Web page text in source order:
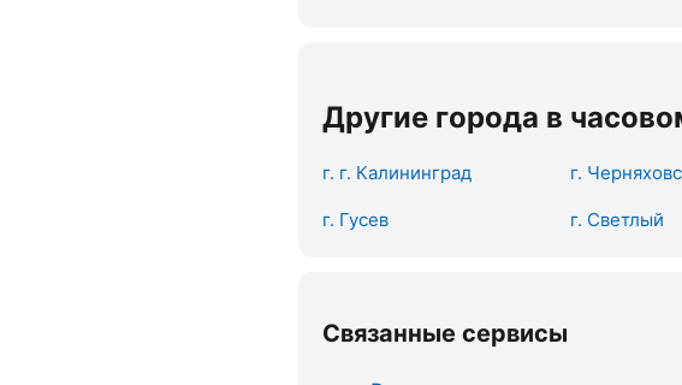
Другие города в
г. г. Калининград г.
г. Гусев г. Светлый
Связанные сервисы